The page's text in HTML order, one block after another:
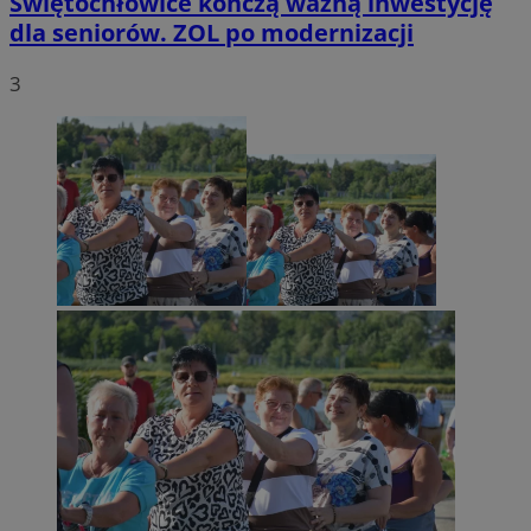
dla seniorów. ZOL po modernizacji
3